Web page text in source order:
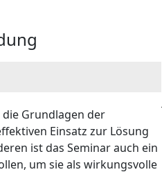
Grundlagen der
Einsatz zur Lösung
ist das Seminar auch ein
um sie als wirkungsvolle